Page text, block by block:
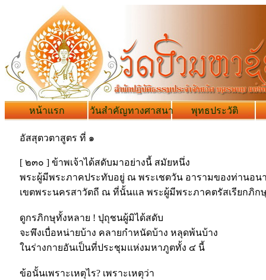
หน้าแรก วันสำคัญทางศาสนา พุทธประวัติ
อัสสุตวตาสูตร ที่ ๑
[ ๒๓๐ ] ข้าพเจ้าได้สดับมาอย่างนี้ สมัยหนึ่ง
พระผู้มีพระภาคประทับอยู่ ณ พระเชตวัน อารามของท่านอน
เขตพระนครสาวัตถี ณ ที่นั้นแล พระผู้มีพระภาคตรัสเรียกภิก
ดูกรภิกษุทั้งหลาย ! ปุถุชนผู้มิได้สดับ
จะพึงเบื่อหน่ายบ้าง คลายกำหนัดบ้าง หลุดพ้นบ้าง
ในร่างกายอันเป็นที่ประชุมแห่งมหาภูตทั้ง ๔ นี้
ข้อนั้นเพราะเหตุไร? เพราะเหตุว่า